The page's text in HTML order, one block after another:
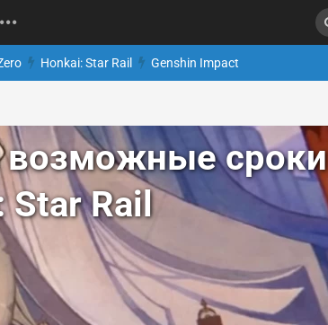
Honkai: Star Rail Genshin Impact
возможные сроки
Rail